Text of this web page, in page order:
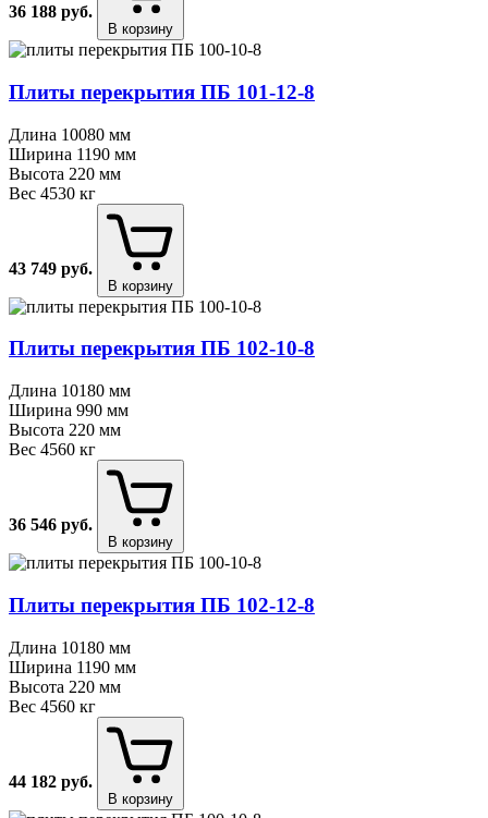
36 188 руб.
В корзину
Плиты перекрытия ПБ 101⁠-⁠12⁠-⁠8
Длина 10080 мм
Ширина 1190 мм
Высота 220 мм
Вес 4530 кг
43 749 руб.
В корзину
Плиты перекрытия ПБ 102⁠-⁠10⁠-⁠8
Длина 10180 мм
Ширина 990 мм
Высота 220 мм
Вес 4560 кг
36 546 руб.
В корзину
Плиты перекрытия ПБ 102⁠-⁠12⁠-⁠8
Длина 10180 мм
Ширина 1190 мм
Высота 220 мм
Вес 4560 кг
44 182 руб.
В корзину